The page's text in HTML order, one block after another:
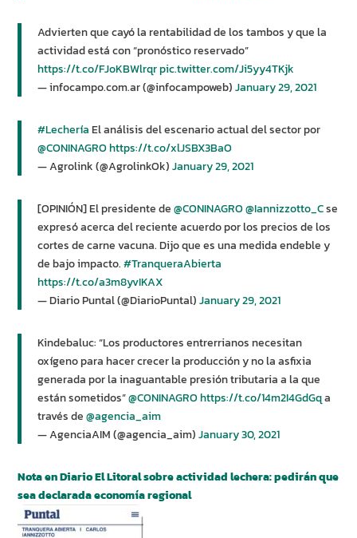
Advierten que cayó la rentabilidad de los tambos y que la
actividad está con “pronóstico reservado”
https://t.co/FJoKBWlrqrpic.twitter.com/Ji5yy4TKjk
— infocampo.com.ar (@infocampoweb)January 29, 2021
#LecheríaEl análisis del escenario actual del sector por
@CONINAGROhttps://t.co/xlJSBX3BaO
— Agrolink (@AgrolinkOk)January 29, 2021
[OPINIÓN] El presidente de@CONINAGRO@Iannizzotto_Cse
expresó acerca del reciente acuerdo por los precios de los
cortes de carne vacuna. Dijo que es una medida endeble y
de bajo impacto.#TranqueraAbierta
https://t.co/a3m8yvIKAX
— Diario Puntal (@DiarioPuntal)January 29, 2021
Kindebaluc: “Los productores entrerrianos necesitan
oxígeno para hacer crecer la producción y no la asfixia
generada por la inaguantable presión tributaria a la que
están sometidos”@CONINAGROhttps://t.co/14m2I4GdGqa
través de@agencia_aim
— AgenciaAIM (@agencia_aim)January 30, 2021
Nota en Diario El Litoral sobre actividad lechera: pedirán que
sea declarada economía regional